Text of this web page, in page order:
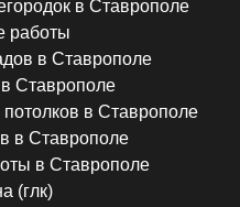
в Ставрополе
работы
в Ставрополе
в Ставрополе
потолков в Ставрополе
в Ставрополе
в Ставрополе
(глк)